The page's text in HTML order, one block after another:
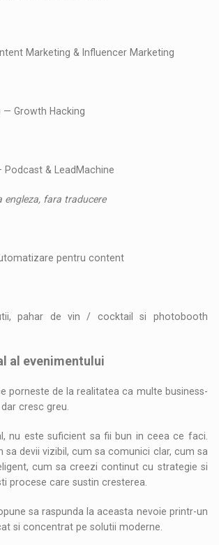
Marketing & Influencer Marketing
— Growth Hacking
& LeadMachine
engleza, fara traducere
pentru content
pahar de vin / cocktail si photobooth
al evenimentului
porneste de la realitatea ca multe business-
cresc greu.
nu este suficient sa fii bun in ceea ce faci.
sa devii vizibil, cum sa comunici clar, cum sa
cum sa creezi continut cu strategie si
procese care sustin cresterea.
sa raspunda la aceasta nevoie printr-un
si concentrat pe solutii moderne.